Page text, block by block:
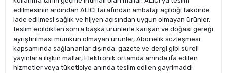
edilmesinin ardından ALICI tarafından ambalajı açıldığı takdirde
iade edilmesi sağlık ve hijyen açısından uygun olmayan ürünler,
teslim edildikten sonra başka ürünlerle karışan ve doğası gereği
ayrıştırılması mümkün olmayan ürünler, Abonelik sözleşmesi
kapsamında sağlananlar dışında, gazete ve dergi gibi süreli
yayınlara ilişkin mallar, Elektronik ortamda anında ifa edilen
hizmetler veya tüketiciye anında teslim edilen gayrimaddi